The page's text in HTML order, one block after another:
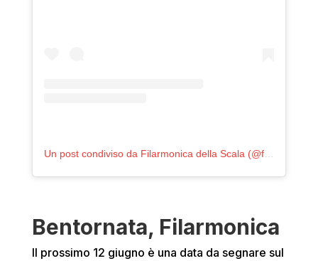
Un post condiviso da Filarmonica della Scala (@filarmonicadellascala)
Bentornata, Filarmonica
Il prossimo 12 giugno è una data da segnare sul